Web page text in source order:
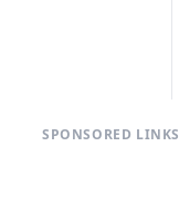
SPONSORED LINKS